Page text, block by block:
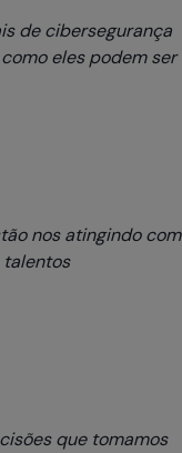
de cibersegurança
eles podem ser
nos atingindo com
talentos
que tomamos